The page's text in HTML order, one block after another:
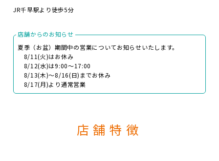
JR千早駅より徒歩5分
店舗からのお知らせ
夏季（お盆）期間中の営業についてお知らせいたします。
8/11(火)はお休み
8/12(水)は9:00～17:00
8/13(木)～8/16(日)までお休み
8/17(月)より通常営業
店舗特徴